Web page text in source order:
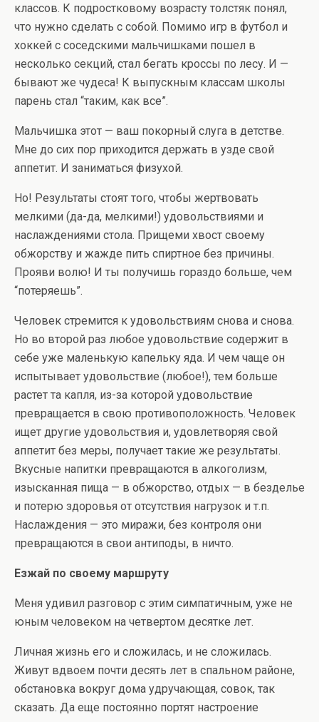
классов. К подростковому возрасту толстяк понял,
что нужно сделать с собой. Помимо игр в футбол и
хоккей с соседскими мальчишками пошел в
несколько секций, стал бегать кроссы по лесу. И —
бывают же чудеса! К выпускным классам школы
парень стал “таким, как все”.
Мальчишка этот — ваш покорный слуга в детстве.
Мне до сих пор приходится держать в узде свой
аппетит. И заниматься физухой.
Но! Результаты стоят того, чтобы жертвовать
мелкими (да-да, мелкими!) удовольствиями и
наслаждениями стола. Прищеми хвост своему
обжорству и жажде пить спиртное без причины.
Прояви волю! И ты получишь гораздо больше, чем
“потеряешь”.
Человек стремится к удовольствиям снова и снова.
Но во второй раз любое удовольствие содержит в
себе уже маленькую капельку яда. И чем чаще он
испытывает удовольствие (любое!), тем больше
растет та капля, из-за которой удовольствие
превращается в свою противоположность. Человек
ищет другие удовольствия и, удовлетворяя свой
аппетит без меры, получает такие же результаты.
Вкусные напитки превращаются в алкоголизм,
изысканная пища — в обжорство, отдых — в безделье
и потерю здоровья от отсутствия нагрузок и т.п.
Наслаждения — это миражи, без контроля они
превращаются в свои антиподы, в ничто.
Езжай по своему маршруту
Меня удивил разговор с этим симпатичным, уже не
юным человеком на четвертом десятке лет.
Личная жизнь его и сложилась, и не сложилась.
Живут вдвоем почти десять лет в спальном районе,
обстановка вокруг дома удручающая, совок, так
сказать. Да еще постоянно портят настроение